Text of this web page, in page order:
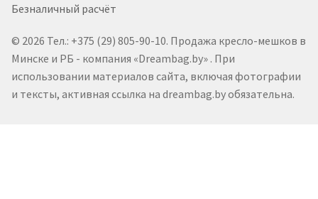
Безналичный расчёт
© 2026 Тел.: +375 (29) 805-90-10. Продажа кресло-мешков в
Минске и РБ - компания «Dreambag.by» . При
использовании материалов сайта, включая фотографии
и тексты, активная ссылка на dreambag.by обязательна.